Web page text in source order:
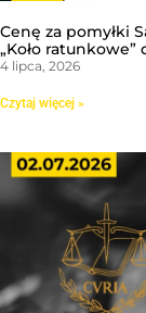
Cenę za pomyłki
„Koło ratunkowe”
4 lipca, 2026
Czytaj więcej »